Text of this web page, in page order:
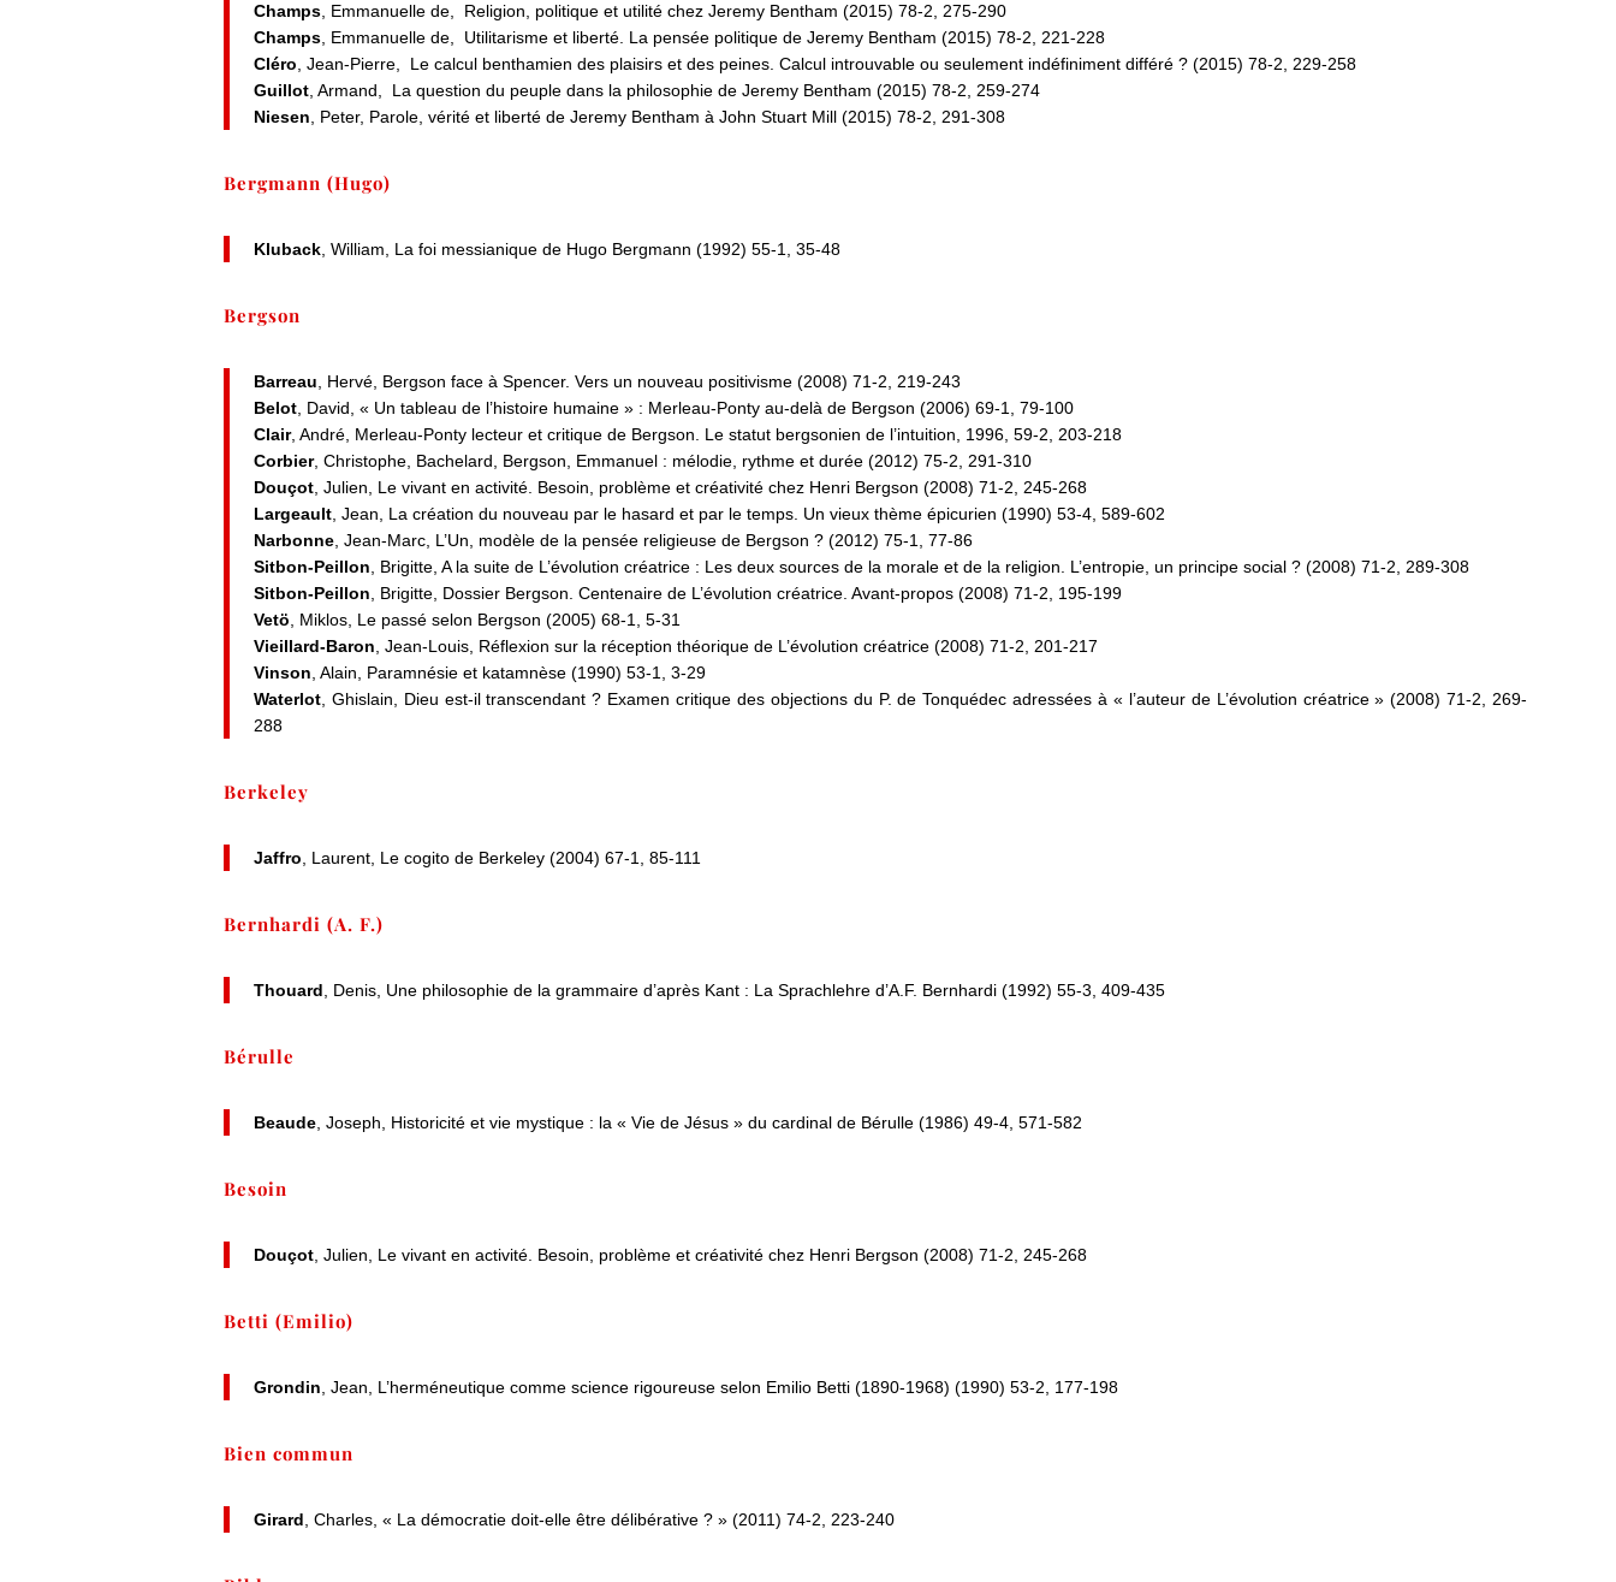
Champs, Emmanuelle de, Religion, politique et utilité chez Jeremy Bentham (2015) 78-2, 275-290
Champs, Emmanuelle de, Utilitarisme et liberté. La pensée politique de Jeremy Bentham (2015) 78-2, 221-228
Cléro , Jean-Pierre, Le calcul benthamien des plaisirs et des peines. Calcul introuvable ou seulement indéfiniment différé ? (2015) 78-2, 229-258
Guillot, Armand, La question du peuple dans la philosophie de Jeremy Bentham (2015) 78-2, 259-274
Niesen , Peter, Parole, vérité et liberté de Jeremy Bentham à John Stuart Mill (2015) 78-2, 291-308
Bergmann (Hugo)
Kluback, William, La foi messianique de Hugo Bergmann (1992) 55-1, 35-48
Bergson
Barreau , Hervé, Bergson face à Spencer. Vers un nouveau positivisme (2008) 71-2, 219-243
Belot, David, « Un tableau de l’histoire humaine » : Merleau-Ponty au-delà de Bergson (2006) 69-1, 79-100
Clair, André, Merleau-Ponty lecteur et critique de Bergson. Le statut bergsonien de l’intuition, 1996, 59-2, 203-218
Corbier, Christophe, Bachelard, Bergson, Emmanuel : mélodie, rythme et durée (2012) 75-2, 291-310
Douçot, Julien, Le vivant en activité. Besoin, problème et créativité chez Henri Bergson (2008) 71-2, 245-268
Largeault, Jean, La création du nouveau par le hasard et par le temps. Un vieux thème épicurien (1990) 53-4, 589-602
Narbonne, Jean-Marc, L’Un, modèle de la pensée religieuse de Bergson ? (2012) 75-1, 77-86
Sitbon-Peillon , Brigitte, A la suite de L’évolution créatrice : Les deux sources de la morale et de la religion. L’entropie, un principe social ? (2008) 71-2, 289-308
Sitbon-Peillon , Brigitte, Dossier Bergson. Centenaire de L’évolution créatrice. Avant-propos (2008) 71-2, 195-199
Vetö , Miklos, Le passé selon Bergson (2005) 68-1, 5-31
Vieillard-Baron , Jean-Louis, Réflexion sur la réception théorique de L’évolution créatrice (2008) 71-2, 201-217
Vinson , Alain, Paramnésie et katamnèse (1990) 53-1, 3-29
Waterlot, Ghislain, Dieu est-il transcendant ? Examen critique des objections du P. de Tonquédec adressées à « l’auteur de L’évolution créatrice » (2008) 71-2, 269-
288
Berkeley
Jaffro , Laurent, Le cogito de Berkeley (2004) 67-1, 85-111
Bernhardi (A. F.)
Thouard , Denis, Une philosophie de la grammaire d’après Kant : La Sprachlehre d’A.F. Bernhardi (1992) 55-3, 409-435
Bérulle
Beaude, Joseph, Historicité et vie mystique : la « Vie de Jésus » du cardinal de Bérulle (1986) 49-4, 571-582
Besoin
Douçot, Julien, Le vivant en activité. Besoin, problème et créativité chez Henri Bergson (2008) 71-2, 245-268
Betti (Emilio)
Grondin , Jean, L’herméneutique comme science rigoureuse selon Emilio Betti (1890-1968) (1990) 53-2, 177-198
Bien commun
Girard , Charles, « La démocratie doit-elle être délibérative ? » (2011) 74-2, 223-240